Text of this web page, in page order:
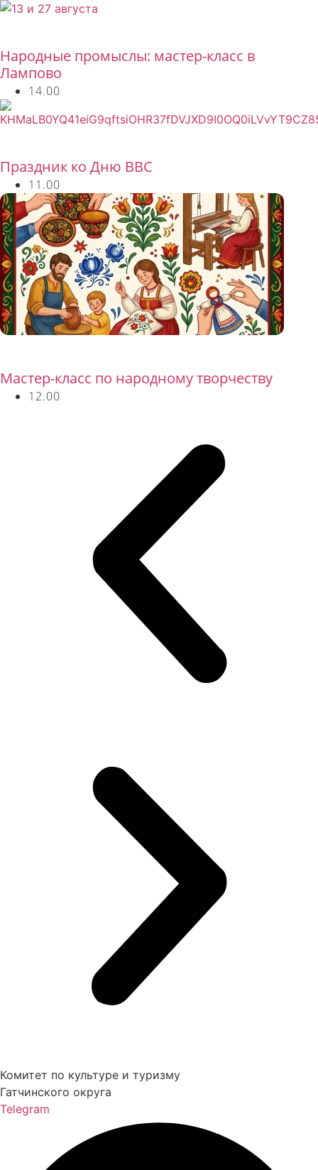
Народные промыслы: мастер-класс в
Лампово
14.00
Праздник ко Дню ВВС
11.00
Мастер-класс по народному творчеству
12.00
Комитет по культуре и туризму
Гатчинского округа
Telegram